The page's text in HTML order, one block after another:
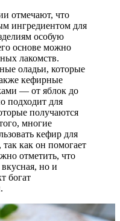
отмечают, что
ингредиентом для
особую
основе можно
лакомств.
оладьи, которые
кефирные
— от яблок до
подходит для
получаются
многие
кефир для
как он помогает
отметить, что
но и
богат